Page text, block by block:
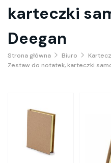
karteczki
Deegan
Strona główna Biuro
Zestaw do notatek, karteczki